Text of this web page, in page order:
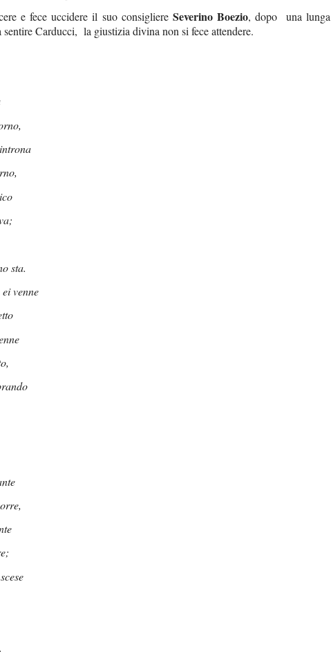
e fece uccidere il suo consigliere Severino Boezio, dopo una lunga
Carducci, la giustizia divina non si fece attendere.
sta.
venne